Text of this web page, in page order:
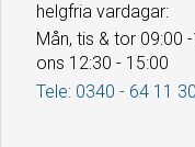
helgfria vardagar:
Mån, tis & tor 09:00
ons 12:30 - 15:00
Tele: 0340 - 64 11 30